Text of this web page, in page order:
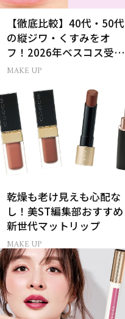
【徹底比較】40代・50代
の縦ジワ・くすみをオ
フ！2026年ベスコス受賞
リキッドルージュ3選
MAKE UP
乾燥も老け見えも心配な
し！美ST編集部おすすめ
新世代マットリップ
MAKE UP